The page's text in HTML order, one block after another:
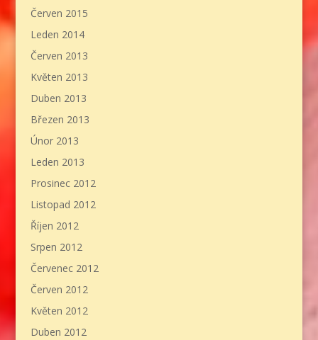
Červen 2015
Leden 2014
Červen 2013
Květen 2013
Duben 2013
Březen 2013
Únor 2013
Leden 2013
Prosinec 2012
Listopad 2012
Říjen 2012
Srpen 2012
Červenec 2012
Červen 2012
Květen 2012
Duben 2012